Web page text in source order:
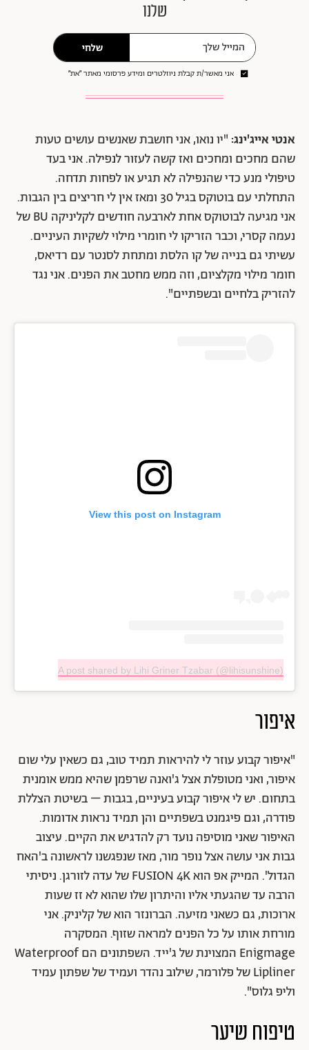
שלנו
שלחי
אני מאשר/ת קבלת ניוזלטרים ומידע פרסומי מאתר ״את״
אנטי אייג'ינג: "יו נואו, אני חושבת שאנשים עושים טעות
שהם מחכים ומחכים ואז קשה לעזור לנפילה. אני בעד
טיפולי מנע כדי שהנפילה לא תגיע או לפחות תדחה.
התחלתי עם בוטוקס בגיל 30 ומאז אין לי חריצים בין הגבות.
אני מגיעה לבוטוקס אחת לארבעה חודשים לקליניקה BU של
נעמה קסרי, וכבר הזריקו לי חומרי מילוי לשקיות העיניים.
עשיתי גם בנייה של קו הלסת ומתחת לסנטר עם רדיאס,
חומר מילוי מקלציום, וזה ממש מחטב את הפנים. אני נגד
להזריק בלחיים ובשפתיים".
View this post on Instagram
A post shared by Lihi Griner Tzabar (@lihisunshine)
איפור
"איפור קבוע עוזר לי להיראות תמיד טוב, גם כשאין עלי שום
איפור, ואני מטופלת אצל ג'ואנה שרפמן שהיא ממש אומנית
בתחום. יש לי איפור קבוע בעיניים, בגבות – בשיטת הצללת
פודרה, וגם פיגמנט בשפתיים והן תמיד נראות אדומות.
האיפור שאני מוסיפה נועד רק להדגיש את הקיים. עיצוב
גבות אני עושה אצל נופר מור, מאז שנפגשנו לראשונה ב'האח
הגדול'. המייק אפ הוא FUSION 4K של עדה לזורגן. ניסיתי
הרבה עד שהגעתי אליו והיתרון שלו שהוא לא זז שעות
ארוכות, גם כשאני מזיעה. הברונזר הוא של קליניק. אני
מורחת אותו על כל הפנים למראה שזוף. המסקרה
Enigmage המצוינת של ג'ייד. השפתונים הם Waterproof
Lipliner של פלורמר, שילוב נהדר ועמיד של שפתון עמיד
וליפ גלוס".
טיפוח שיער